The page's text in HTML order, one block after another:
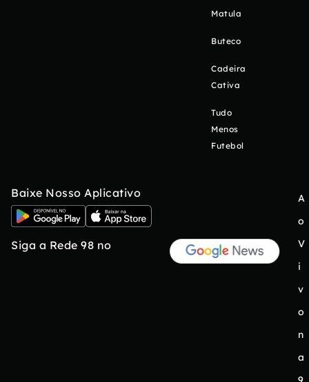
Matula
Buteco
Cadeira
Cativa
Tudo
Menos
Futebol
Baixe Nosso Aplicativo
Siga a Rede 98 no
A
o
V
i
v
o
n
a